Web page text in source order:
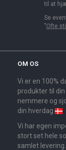
til at
Se
"Ofte
OM OS
Vi er en 100%
produkter til
nemmere og
din hverdag
Vi har egen
stort set hele
samlet levering.